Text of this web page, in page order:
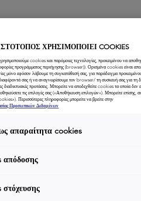
ΧΡΗΣΙΜΟΠΟΙΕΙ COOKIES
cookies και παρόμοιες τεχνολογίες, προκειμένου να
προγράμματος περιήγησης (browser)). Ορισμένα cookies είναι
μόνο εφόσον λάβουμε τη συγκατάθεσή σας, για παράδειγμα
σας ή να αναγνωρίσουμε τον browser/ τη συσκευή σας για τη
διαδικτυακές προτάσεις. Μπορείτε να αποδεχθείτε cookies τα οποία
τις επιλογές σας («Αποθήκευση επιλογών»). Μπορείτε επίσης,
Περισσότερες πληροφορίες μπορείτε να βρείτε στην
Προσωπικών Δεδομένων
απαραίτητα cookies
απόδοσης